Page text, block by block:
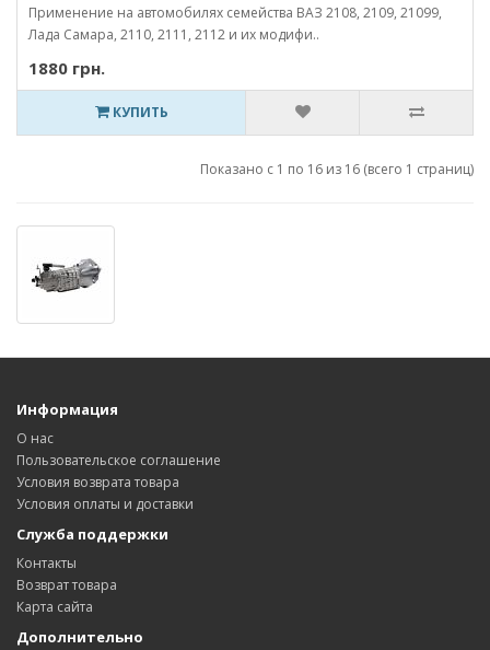
Применение на автомобилях семейства ВАЗ 2108, 2109, 21099,
Лада Самара, 2110, 2111, 2112 и их модифи..
1880 грн.
КУПИТЬ
Показано с 1 по 16 из 16 (всего 1 страниц)
Информация
О нас
Пользовательское соглашение
Условия возврата товара
Условия оплаты и доставки
Служба поддержки
Контакты
Возврат товара
Карта сайта
Дополнительно